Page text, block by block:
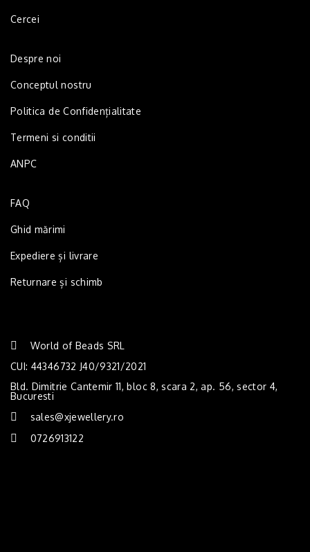
Cercei
Despre noi
Conceptul nostru
Politica de Confidențialitate
Termeni si conditii
ANPC
FAQ
Ghid mărimi
Expediere și livrare
Returnare și schimb
World of Beads SRL
CUI: 44346732 J40/9321/2021
Bld. Dimitrie Cantemir 11, bloc 8, scara 2, ap. 56, sector 4,
Bucuresti
sales@xjewellery.ro
0726913122